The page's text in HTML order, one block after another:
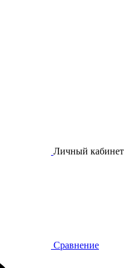
Личный кабинет
Сравнение